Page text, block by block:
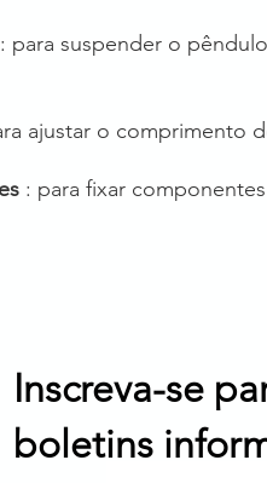
: para suspender o
ajustar o comprimento
: para fixar
Inscreva-se
boletins